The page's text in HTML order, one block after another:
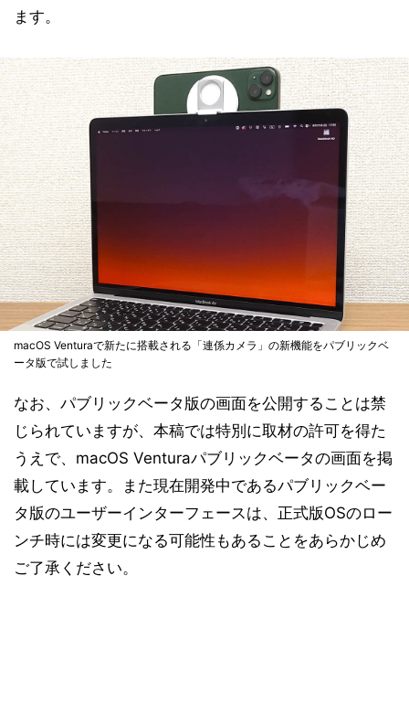
ます。
macOS Venturaで新たに搭載される「連係カメラ」の新機能をパブリックベ
ータ版で試しました
なお、パブリックベータ版の画面を公開することは禁
じられていますが、本稿では特別に取材の許可を得た
うえで、macOS Venturaパブリックベータの画面を掲
載しています。また現在開発中であるパブリックベー
タ版のユーザーインターフェースは、正式版OSのロー
ンチ時には変更になる可能性もあることをあらかじめ
ご了承ください。